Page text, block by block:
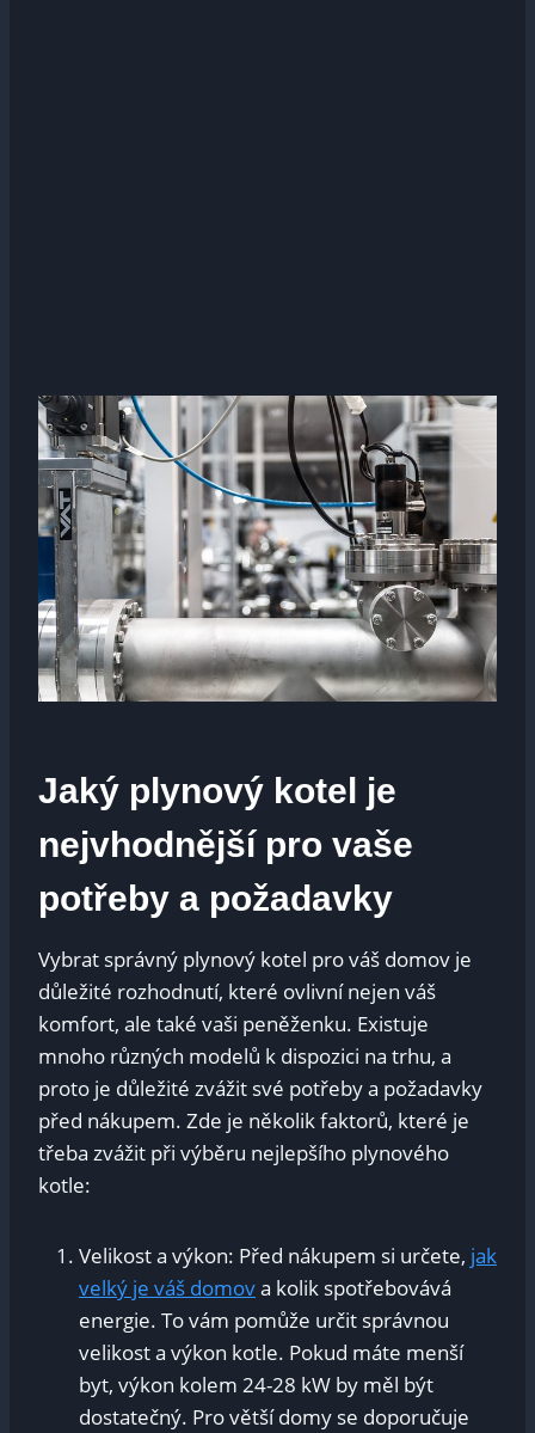
Jaký plynový kotel je
nejvhodnější pro vaše
potřeby a požadavky
Vybrat správný plynový kotel pro váš domov je
důležité rozhodnutí, které ovlivní nejen váš
komfort, ale také vaši peněženku. Existuje
mnoho různých modelů k dispozici na trhu, a
proto je důležité zvážit své potřeby a požadavky
před nákupem. Zde je několik faktorů, které je
třeba zvážit při výběru nejlepšího plynového
kotle:
Velikost a výkon: Před nákupem si určete, jak
velký je váš domova kolik spotřebovává
energie. To vám pomůže určit správnou
velikost a výkon kotle. Pokud máte menší
byt, výkon kolem 24-28 kW by měl být
dostatečný. Pro větší domy se doporučuje